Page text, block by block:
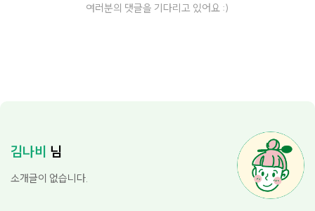
여러분의 댓글을 기다리고 있어요 :)
김나비 님
소개글이 없습니다.